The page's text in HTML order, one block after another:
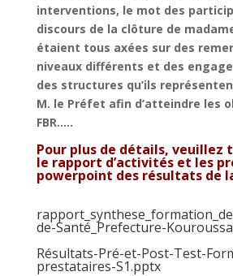
interventions, le mot des
discours de la clôture de
étaient tous axées sur des
niveaux différents et des
des structures qu’ils
M. le Préfet afin d’atteindre les
FBR…..
Pour plus de détails, veuillez
le rapport d’activités et les
powerpoint des résultats de
de-Santé_Prefecture-
Résultats-Pré-et-Post-Test-
prestataires-S1.pptx